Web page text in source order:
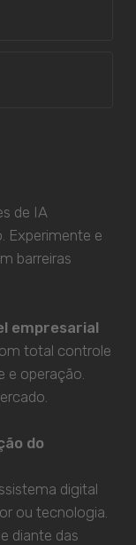
de IA
Experimente e
barreiras
empresarial
total controle
e operação.
do
digital
ou tecnologia.
diante das